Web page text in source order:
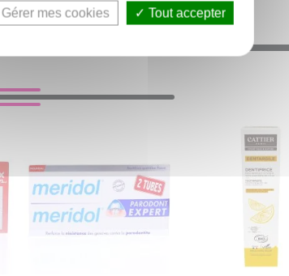
Gérer mes cookies Tout accepter